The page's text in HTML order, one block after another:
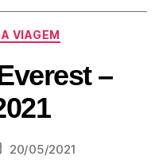
VIAGEM
–
20/05/2021